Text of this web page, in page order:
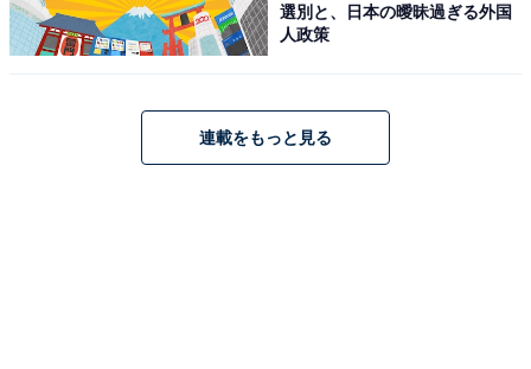
選別と、日本の曖昧過ぎる外国
人政策
連載をもっと見る